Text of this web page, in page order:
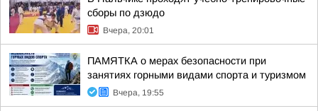
сборы по дзюдо
Вчера, 20:01
ПАМЯТКА о мерах безопасности при
занятиях горными видами спорта и туризмом
Вчера, 19:55